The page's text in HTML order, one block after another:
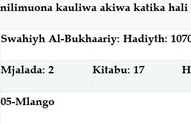
nilimuona kauliwa akiwa katika hali
Swahiyh Al-Bukhaariy: Hadiyth:
Mjalada: 2 Kitabu: 17
05-Mlango